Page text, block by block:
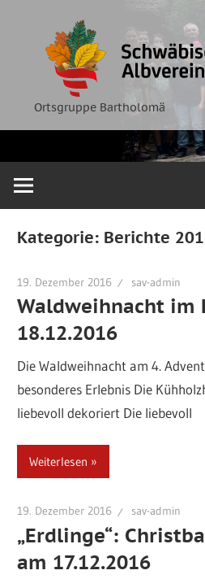
springen
Ortsgruppe Bartholomä
Ortsgruppe
Bartholomä
Kategorie: Berichte
19. Dezember 2016 sav-admin
Waldweihnacht im
18.12.2016
Die Waldweihnacht am 4.
besonderes Erlebnis Die
liebevoll dekoriert Die liebevoll
Weiterlesen
19. Dezember 2016 sav-admin
„Erdlinge“:
am 17.12.2016